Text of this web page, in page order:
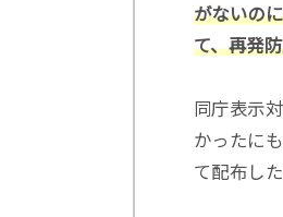
がないの
て、再発
同庁表示
かったに
て配布した